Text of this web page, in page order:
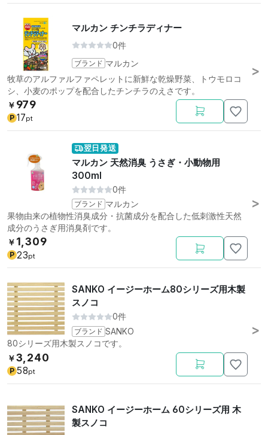
マルカン チンチラディナー
0件
ブランド マルカン
牧草のアルファルファペレットに新鮮な乾燥野菜、トウモロコ
シ、小麦のポップを配合したチンチラのえさです。
￥ 979
P 17pt
翌日発送
マルカン 天然消臭 うさぎ・小動物用
300ml
0件
ブランド マルカン
果物由来の植物性消臭成分・抗菌成分を配合した低刺激性天然
成分のうさぎ用消臭剤です。
￥ 1,309
P 23pt
SANKO イージーホーム80シリーズ用木製
スノコ
0件
ブランド SANKO
80シリーズ用木製スノコです。
￥3,240
P 58pt
SANKO イージーホーム 60シリーズ用 木
製スノコ